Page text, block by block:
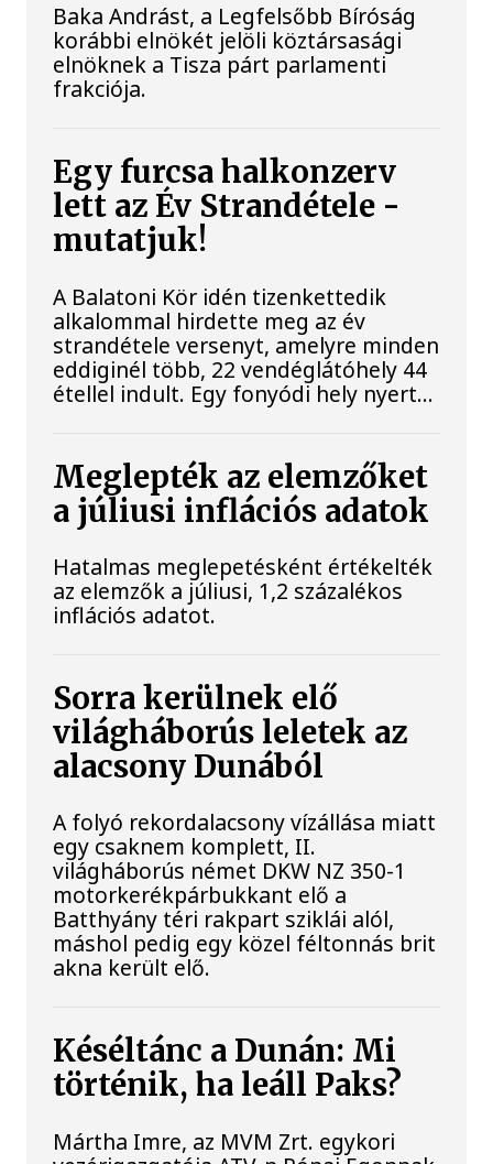
Baka Andrást, a Legfelsőbb Bíróság
korábbi elnökét jelöli köztársasági
elnöknek a Tisza párt parlamenti
frakciója.
Egy furcsa halkonzerv
lett az Év Strandétele -
mutatjuk!
A Balatoni Kör idén tizenkettedik
alkalommal hirdette meg az év
strandétele versenyt, amelyre minden
eddiginél több, 22 vendéglátóhely 44
étellel indult. Egy fonyódi hely nyert...
Meglepték az elemzőket
a júliusi inflációs adatok
Hatalmas meglepetésként értékelték
az elemzők a júliusi, 1,2 százalékos
inflációs adatot.
Sorra kerülnek elő
világháborús leletek az
alacsony Dunából
A folyó rekordalacsony vízállása miatt
egy csaknem komplett, II.
világháborús német DKW NZ 350-1
motorkerékpárbukkant elő a
Batthyány téri rakpart sziklái alól,
máshol pedig egy közel féltonnás brit
akna került elő.
Késéltánc a Dunán: Mi
történik, ha leáll Paks?
Mártha Imre, az MVM Zrt. egykori